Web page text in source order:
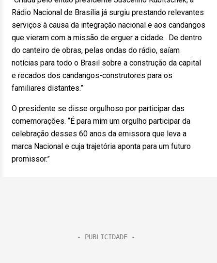
Rádio Nacional de Brasília já surgiu prestando relevantes
serviços à causa da integração nacional e aos candangos
que vieram com a missão de erguer a cidade. De dentro
do canteiro de obras, pelas ondas do rádio, saíam
notícias para todo o Brasil sobre a construção da capital
e recados dos candangos-construtores para os
familiares distantes.”
O presidente se disse orgulhoso por participar das
comemorações. “É para mim um orgulho participar da
celebração desses 60 anos da emissora que leva a
marca Nacional e cuja trajetória aponta para um futuro
promissor.”